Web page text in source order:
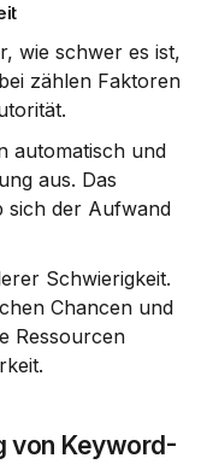
wie schwer es ist,
zählen Faktoren
automatisch und
aus. Das
sich der Aufwand
Schwierigkeit.
Chancen und
Ressourcen
von Keyword-